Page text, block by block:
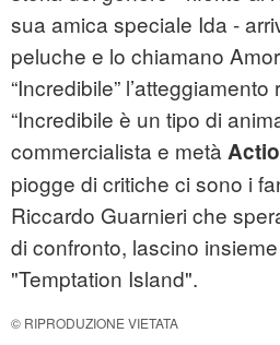
sua amica speciale Ida -
peluche e lo chiamano
“Incredibile”
“Incredibile è un tipo di
commercialista e metà
piogge di critiche ci sono i
Riccardo Guarnieri che
di confronto, lascino
"Temptation Island".
© RIPRODUZIONE VIETATA